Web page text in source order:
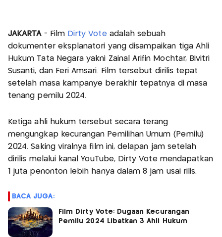
JAKARTA - Film Dirty Voteadalah sebuah
dokumenter eksplanatori yang disampaikan tiga Ahli
Hukum Tata Negara yakni Zainal Arifin Mochtar, Bivitri
Susanti, dan Feri Amsari. Film tersebut dirilis tepat
setelah masa kampanye berakhir tepatnya di masa
tenang pemilu 2024.
Ketiga ahli hukum tersebut secara terang
mengungkap kecurangan Pemilihan Umum (Pemilu)
2024. Saking viralnya film ini, delapan jam setelah
dirilis melalui kanal YouTube, Dirty Vote mendapatkan
1 juta penonton lebih hanya dalam 8 jam usai rilis.
BACA JUGA:
Film Dirty Vote: Dugaan Kecurangan
Pemilu 2024 Libatkan 3 Ahli Hukum